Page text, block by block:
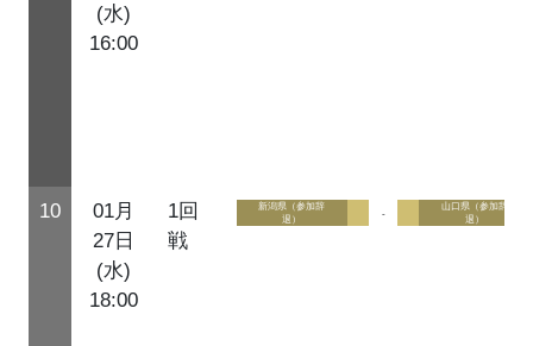
(水)
16:00
10
01月
27日
(水)
18:00
1回
戦
新潟県（参加辞
退）
-
山口県（参加辞
退）